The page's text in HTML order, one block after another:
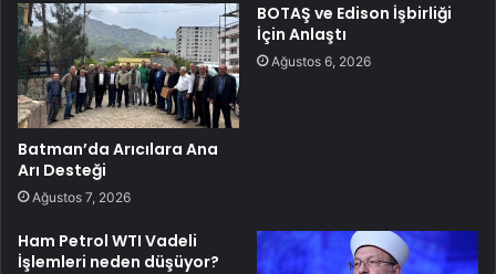
Batman’da Arıcılara Ana
Arı Desteği
Ağustos 7, 2026
BOTAŞ ve Edison İşbirliği
İçin Anlaştı
Ağustos 6, 2026
Ham Petrol WTI Vadeli
İşlemleri neden düşüyor?